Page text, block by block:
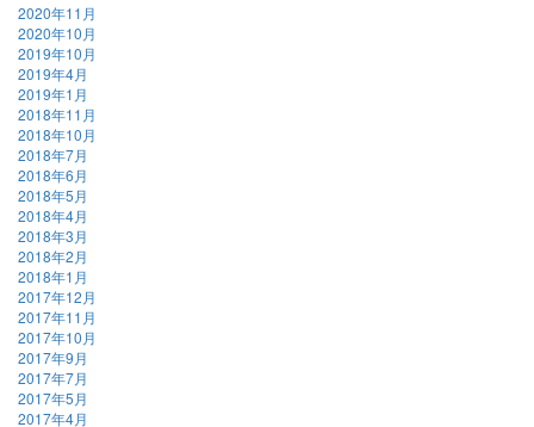
2020年11月
2020年10月
2019年10月
2019年4月
2019年1月
2018年11月
2018年10月
2018年7月
2018年6月
2018年5月
2018年4月
2018年3月
2018年2月
2018年1月
2017年12月
2017年11月
2017年10月
2017年9月
2017年7月
2017年5月
2017年4月